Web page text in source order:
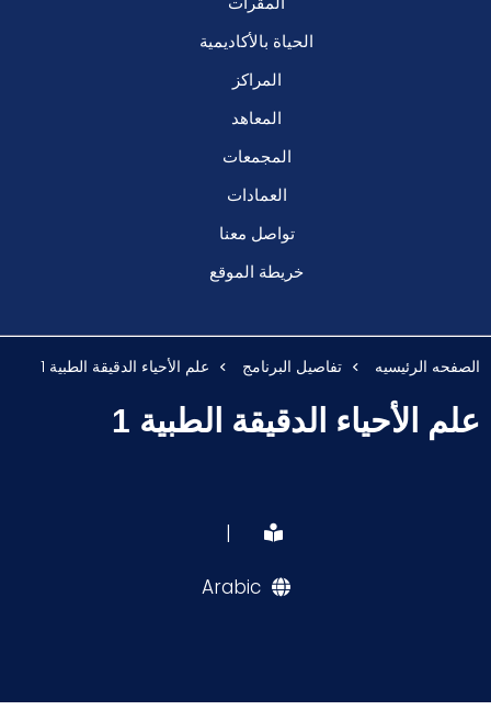
الحياة بالأكاديمية
المراكز
المعاهد
المجمعات
العمادات
تواصل معنا
خريطة الموقع
الصفحه الرئيسيه تفاصيل البرنامج علم الأحياء الدقيقة الطبية 1
علم الأحياء الدقيقة الطبية 1
|
Arabic